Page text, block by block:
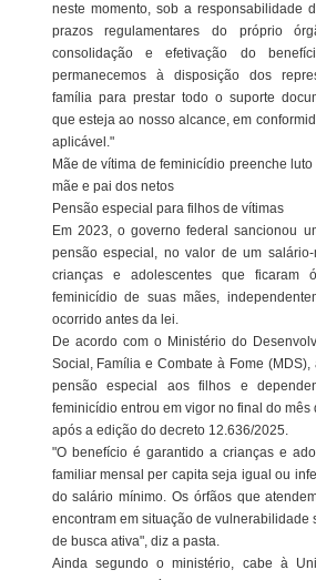
neste momento, sob a responsabilidade
prazos regulamentares do próprio
consolidação e efetivação do
permanecemos à disposição dos
família para prestar todo o suporte
que esteja ao nosso alcance, em
aplicável."
Mãe de vítima de feminicídio preenche
mãe e pai dos netos
Pensão especial para filhos de vítimas
Em 2023, o governo federal sancionou
pensão especial, no valor de um
crianças e adolescentes que ficaram
feminicídio de suas mães,
ocorrido antes da lei.
De acordo com o Ministério do
Social, Família e Combate à Fome
pensão especial aos filhos e
feminicídio entrou em vigor no final do mês
após a edição do decreto 12.636/2025.
"O benefício é garantido a crianças e
familiar mensal per capita seja igual ou
do salário mínimo. Os órfãos que
encontram em situação de vulnerabilidade
de busca ativa", diz a pasta.
Ainda segundo o ministério, cabe à